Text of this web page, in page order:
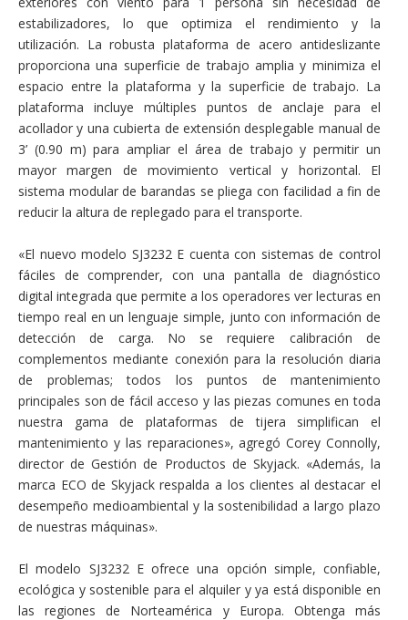
estabilizadores, lo que optimiza el rendimiento y la
utilización. La robusta plataforma de acero antideslizante
proporciona una superficie de trabajo amplia y minimiza el
espacio entre la plataforma y la superficie de trabajo. La
plataforma incluye múltiples puntos de anclaje para el
acollador y una cubierta de extensión desplegable manual de
3’ (0.90 m) para ampliar el área de trabajo y permitir un
mayor margen de movimiento vertical y horizontal. El
sistema modular de barandas se pliega con facilidad a fin de
reducir la altura de replegado para el transporte.
«El nuevo modelo SJ3232 E cuenta con sistemas de control
fáciles de comprender, con una pantalla de diagnóstico
digital integrada que permite a los operadores ver lecturas en
tiempo real en un lenguaje simple, junto con información de
detección de carga. No se requiere calibración de
complementos mediante conexión para la resolución diaria
de problemas; todos los puntos de mantenimiento
principales son de fácil acceso y las piezas comunes en toda
nuestra gama de plataformas de tijera simplifican el
mantenimiento y las reparaciones», agregó Corey Connolly,
director de Gestión de Productos de Skyjack. «Además, la
marca ECO de Skyjack respalda a los clientes al destacar el
desempeño medioambiental y la sostenibilidad a largo plazo
de nuestras máquinas».
El modelo SJ3232 E ofrece una opción simple, confiable,
ecológica y sostenible para el alquiler y ya está disponible en
las regiones de Norteamérica y Europa. Obtenga más